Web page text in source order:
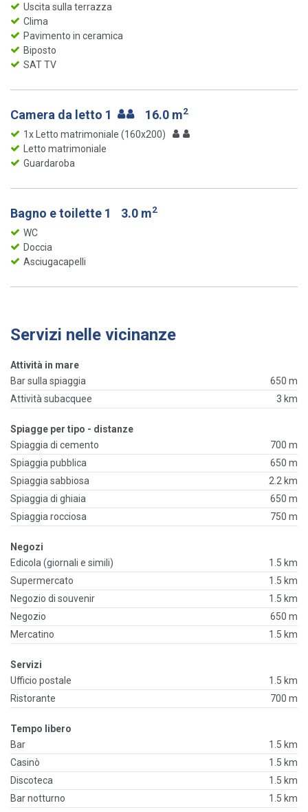
Uscita sulla terrazza
Clima
Pavimento in ceramica
Biposto
SAT TV
Camera da letto 1 16.0 m2
1x Letto matrimoniale (160x200)
Letto matrimoniale
Guardaroba
Bagno e toilette 1 3.0 m2
WC
Doccia
Asciugacapelli
Servizi nelle vicinanze
Attività in mare
Bar sulla spiaggia
650 m
Attività subacquee
3 km
Spiagge per tipo - distanze
Spiaggia di cemento
700 m
Spiaggia pubblica
650 m
Spiaggia sabbiosa
2.2 km
Spiaggia di ghiaia
650 m
Spiaggia rocciosa
750 m
Negozi
Edicola (giornali e simili)
1.5 km
Supermercato
1.5 km
Negozio di souvenir
1.5 km
Negozio
650 m
Mercatino
1.5 km
Servizi
Ufficio postale
1.5 km
Ristorante
700 m
Tempo libero
Bar
1.5 km
Casinò
1.5 km
Discoteca
1.5 km
Bar notturno
1.5 km